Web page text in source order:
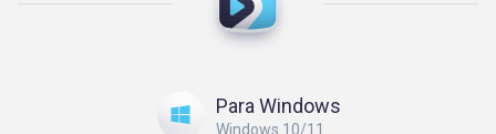
Para Windows
Windows 10/11